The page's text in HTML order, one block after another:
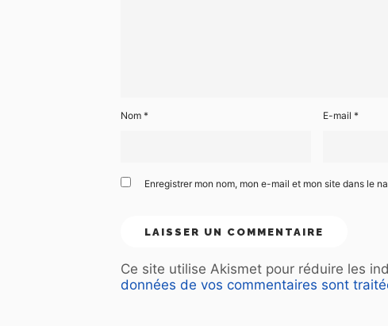
Nom * E-mail *
Enregistrer mon nom, mon e-mail et mon site dans le
Ce site utilise Akismet pour réduire les
données de vos commentaires sont